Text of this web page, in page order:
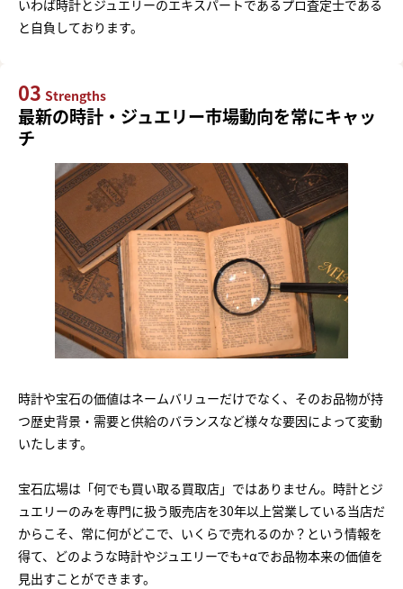
いわば時計とジュエリーのエキスパートであるプロ査定士である
と自負しております。
03 Strengths
最新の時計・ジュエリー市場動向を常にキャッ
チ
時計や宝石の価値はネームバリューだけでなく、そのお品物が持
つ歴史背景・需要と供給のバランスなど様々な要因によって変動
いたします。
宝石広場は「何でも買い取る買取店」ではありません。時計とジ
ュエリーのみを専門に扱う販売店を30年以上営業している当店だ
からこそ、常に何がどこで、いくらで売れるのか？という情報を
得て、どのような時計やジュエリーでも+αでお品物本来の価値を
見出すことができます。